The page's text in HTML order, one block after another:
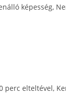
képesség,
perc elteltével,